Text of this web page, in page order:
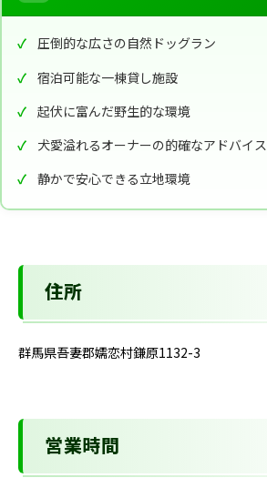
圧倒的な広さの自然ドッグラン
宿泊可能な一棟貸し施設
起伏に富んだ野生的な環境
犬愛溢れるオーナーの的確なアドバイス
静かで安心できる立地環境
住所
群馬県吾妻郡嬬恋村鎌原1132-3
営業時間